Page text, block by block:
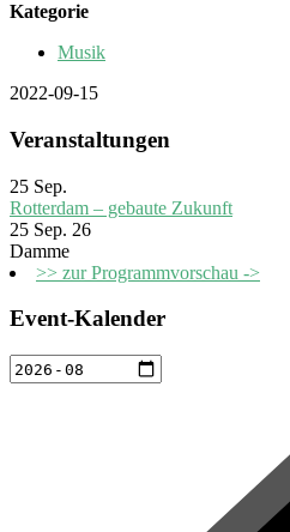
Kategorie
Musik
2022-09-15
Veranstaltungen
25 Sep.
Rotterdam – gebaute Zukunft
25 Sep. 26
Damme
>> zur Programmvorschau ->
Event-Kalender